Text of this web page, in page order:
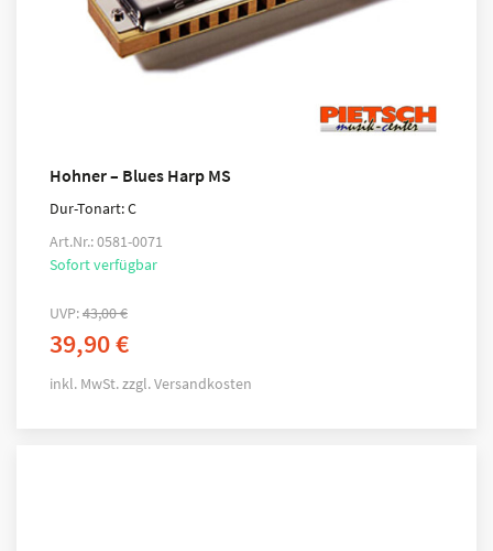
Hohner – Blues Harp MS
Dur-Tonart: C
Art.Nr.: 0581-0071
Sofort verfügbar
UVP:43,00€
39,90€
inkl. MwSt. zzgl.Versandkosten